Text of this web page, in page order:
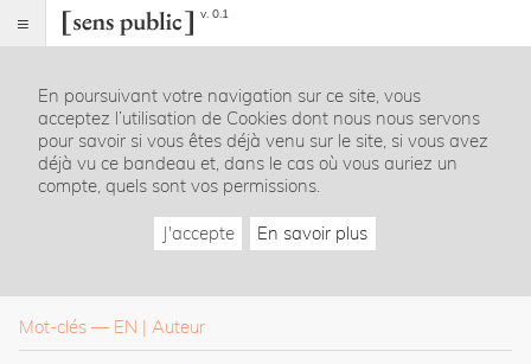
v. 0.1
Index
Rubriques
Essais
La
En poursuivant votre navigation sur ce site, vous
acceptez l’utilisation de Cookies dont nous nous servons
pour savoir si vous êtes déjà venu sur le site, si vous avez
déjà vu ce bandeau et, dans le cas où vous auriez un
compte, quels sont vos permissions.
J'accepte En savoir plus
Mot-clés — EN Auteur